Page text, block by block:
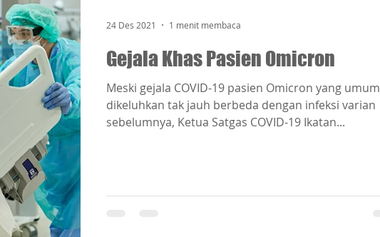
Gejala Khas Pasien Omicron
Meski gejala COVID-19 pasien Omicron yang umum
dikeluhkan tak jauh berbeda dengan infeksi varian
sebelumnya, Ketua Satgas COVID-19 Ikatan...
24 Des 2021 1 menit membaca